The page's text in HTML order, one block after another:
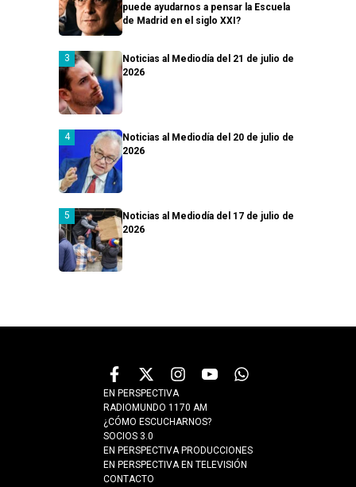
puede ayudarnos a pensar la Escuela
de Madrid en el siglo XXI?
Noticias al Mediodía del 21 de julio de
2026
Noticias al Mediodía del 20 de julio de
2026
Noticias al Mediodía del 17 de julio de
2026
EN PERSPECTIVA
RADIOMUNDO 1170 AM
¿CÓMO ESCUCHARNOS?
SOCIOS 3.0
EN PERSPECTIVA PRODUCCIONES
EN PERSPECTIVA EN TELEVISIÓN
CONTACTO